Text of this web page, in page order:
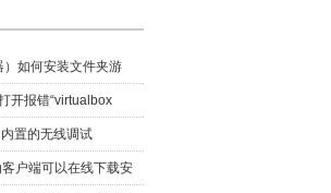
如何安装文件夹游
把手教你
开报错“virtualbox
置的无线调试
户端可以在线下载安